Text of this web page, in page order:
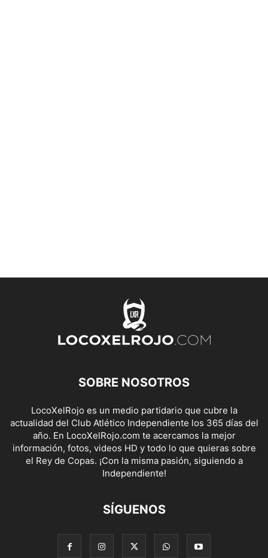
SOBRE NOSOTROS
LocoXelRojo es un medio partidario que cubre la
actualidad del Club Atlético Independiente los 365 días del
año. En LocoXelRojo.com te acercamos la mejor
información, fotos, videos HD y todo lo que quieras sobre
el Rey de Copas. ¡Con la misma pasión, siguiendo a
Independiente!
SÍGUENOS